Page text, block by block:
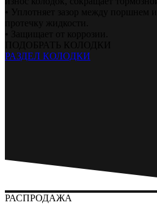
РАЗДЕЛ КОЛОДКИ
РАСПРОДАЖА